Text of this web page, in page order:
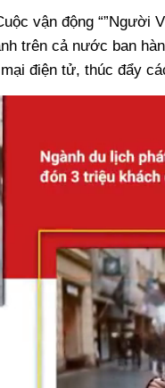
vận động “”Người
trên cả nước ban
điện tử, thúc đẩy